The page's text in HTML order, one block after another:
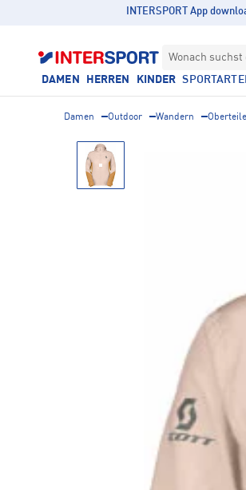
INTERSPORT App
Wonach suchst
DAMEN HERREN KINDER
Damen Outdoor Wandern Oberteile